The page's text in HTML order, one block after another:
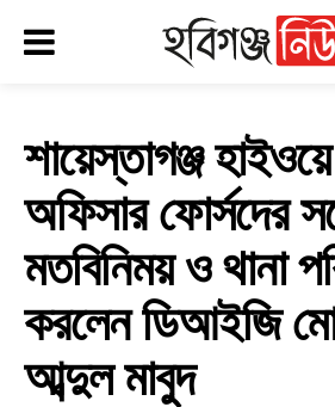
শায়েস্তাগঞ্জ
অফিসার ফোর্সদের
মতবিনিময় ও থানা
করলেন ডিআইজি
আব্দুল মাবুদ